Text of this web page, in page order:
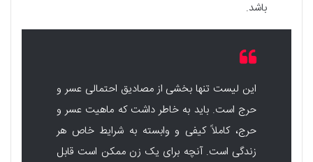
باشد.
این لیست تنها بخشی از مصادیق احتمالی عسر و
حرج است. باید به خاطر داشت که ماهیت عسر و
حرج، کاملاً کیفی و وابسته به شرایط خاص هر
زندگی است. آنچه برای یک زن ممکن است قابل